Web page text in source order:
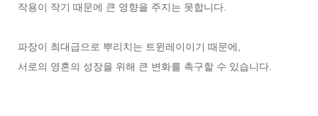
작용이 작기 때문에 큰 영향을 주지는 못합니다.
파장이 최대급으로 뿌리치는 트윈레이이기 때문에,
서로의 영혼의 성장을 위해 큰 변화를 촉구할 수 있습니다.